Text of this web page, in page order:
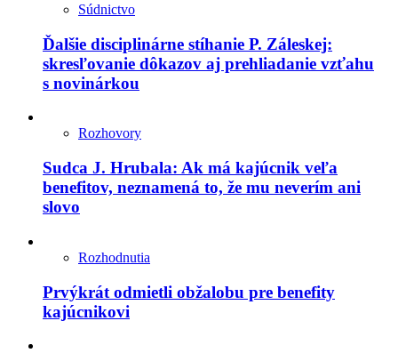
Súdnictvo
Ďalšie disciplinárne stíhanie P. Záleskej:
skresľovanie dôkazov aj prehliadanie vzťahu
s novinárkou
Rozhovory
Sudca J. Hrubala: Ak má kajúcnik veľa
benefitov, neznamená to, že mu neverím ani
slovo
Rozhodnutia
Prvýkrát odmietli obžalobu pre benefity
kajúcnikovi